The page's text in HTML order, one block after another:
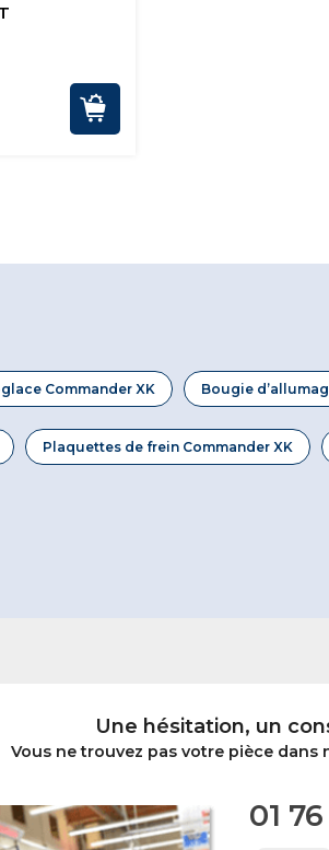
Commander XK Bougie
Plaquettes de frein Commander XK
Une hésitation, un
Vous ne trouvez pas votre pièce dans
01